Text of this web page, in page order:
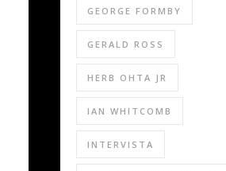
GEORGE FORMBY
GERALD ROSS
HERB OHTA JR
IAN WHITCOMB
INTERVISTA